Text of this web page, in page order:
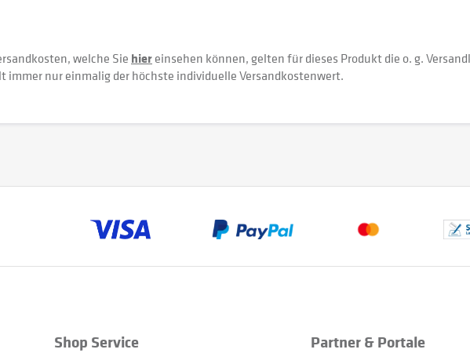
welche Sie hiereinsehen können, gelten für dieses Produkt die o. g.
immer nur einmalig der höchste individuelle Versandkostenwert.
Shop Service Partner & Portale